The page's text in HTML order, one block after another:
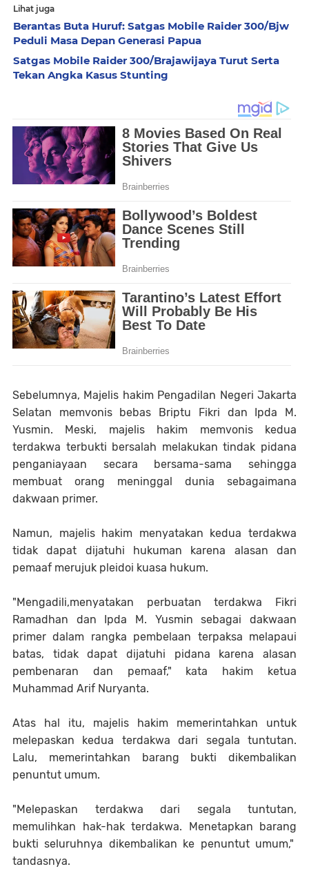
Lihat juga
Berantas Buta Huruf: Satgas Mobile Raider 300/Bjw
Peduli Masa Depan Generasi Papua
Satgas Mobile Raider 300/Brajawijaya Turut Serta
Tekan Angka Kasus Stunting
Sebelumnya, Majelis hakim Pengadilan Negeri Jakarta
Selatan memvonis bebas Briptu Fikri dan Ipda M.
Yusmin. Meski, majelis hakim memvonis kedua
terdakwa terbukti bersalah melakukan tindak pidana
penganiayaan secara bersama-sama sehingga
membuat orang meninggal dunia sebagaimana
dakwaan primer.
Namun, majelis hakim menyatakan kedua terdakwa
tidak dapat dijatuhi hukuman karena alasan dan
pemaaf merujuk pleidoi kuasa hukum.
"Mengadili,menyatakan perbuatan terdakwa Fikri
Ramadhan dan Ipda M. Yusmin sebagai dakwaan
primer dalam rangka pembelaan terpaksa melapaui
batas, tidak dapat dijatuhi pidana karena alasan
pembenaran dan pemaaf," kata hakim ketua
Muhammad Arif Nuryanta.
Atas hal itu, majelis hakim memerintahkan untuk
melepaskan kedua terdakwa dari segala tuntutan.
Lalu, memerintahkan barang bukti dikembalikan
penuntut umum.
"Melepaskan terdakwa dari segala tuntutan,
memulihkan hak-hak terdakwa. Menetapkan barang
bukti seluruhnya dikembalikan ke penuntut umum,"
tandasnya.